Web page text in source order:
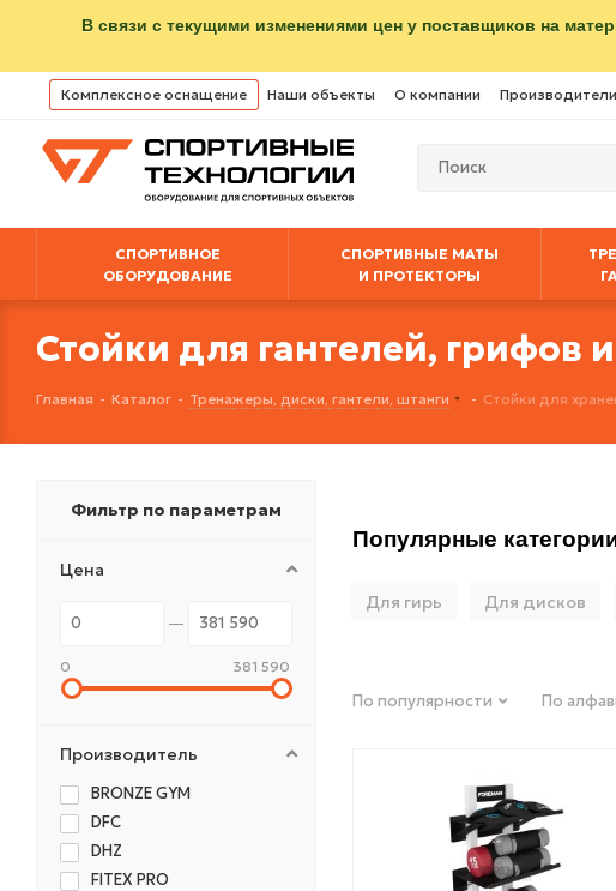
В связи с текущими изменениями цен у поставщиков на
Комплексное оснащение Наши объекты О компании Производители
СПОРТИВНОЕ
ОБОРУДОВАНИЕ
СПОРТИВНЫЕ МАТЫ
И ПРОТЕКТОРЫ
Стойки для гантелей, грифов
Главная - Каталог - Тренажеры, диски, гантели, штанги - Стойки для
Популярные
Для гирь Для дисков
По популярности По
Фильтр по параметрам
Цена
0 381 590
Производитель
BRONZE GYM
DFC
DHZ
FITEX PRO